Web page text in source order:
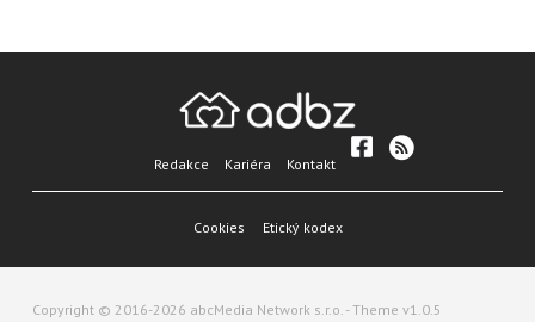
Redakce Kariéra Kontakt
Cookies Etický kodex
Copyright © 2016-2026 abcMedia Network s.r.o. - Theme v1.0.5